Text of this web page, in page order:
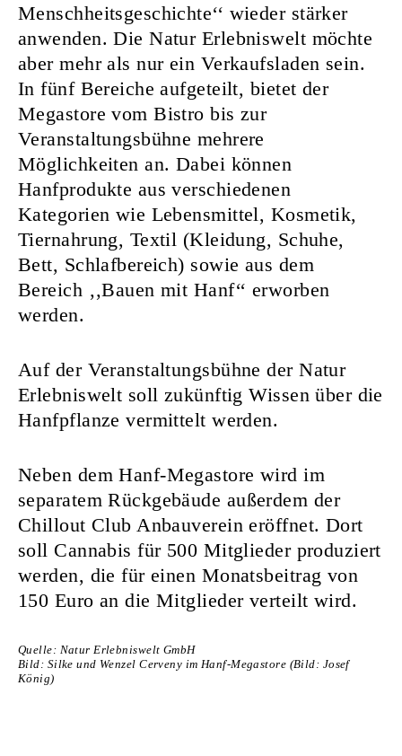
Menschheitsgeschichte‘‘ wieder stärker
anwenden. Die Natur Erlebniswelt möchte
aber mehr als nur ein Verkaufsladen sein.
In fünf Bereiche aufgeteilt, bietet der
Megastore vom Bistro bis zur
Veranstaltungsbühne mehrere
Möglichkeiten an. Dabei können
Hanfprodukte aus verschiedenen
Kategorien wie Lebensmittel, Kosmetik,
Tiernahrung, Textil (Kleidung, Schuhe,
Bett, Schlafbereich) sowie aus dem
Bereich ‚‚Bauen mit Hanf‘‘ erworben
werden.
Auf der Veranstaltungsbühne der Natur
Erlebniswelt soll zukünftig Wissen über die
Hanfpflanze vermittelt werden.
Neben dem Hanf-Megastore wird im
separatem Rückgebäude außerdem der
Chillout Club Anbauverein eröffnet. Dort
soll Cannabis für 500 Mitglieder produziert
werden, die für einen Monatsbeitrag von
150 Euro an die Mitglieder verteilt wird.
Quelle: Natur Erlebniswelt GmbH
Bild: Silke und Wenzel Cerveny im Hanf-Megastore (Bild: Josef
König)